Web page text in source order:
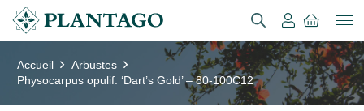
Accueil
Arbustes
Physocarpus opulif. ‘Dart’s Gold’ – 80-100C12